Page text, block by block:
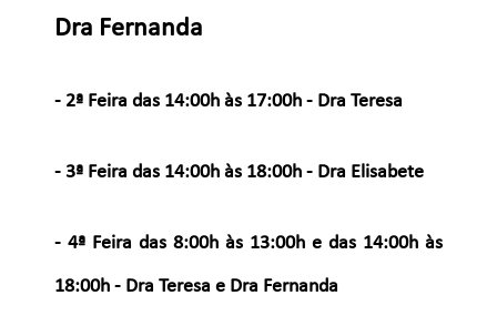
Dra Fernanda
- 2ª Feira das 14:00h às 17:00h - Dra Teresa
- 3ª Feira das 14:00h às 18:00h - Dra Elisabete
- 4ª Feira das 8:00h às 13:00h e das 14:00h às
18:00h - Dra Teresa e Dra Fernanda